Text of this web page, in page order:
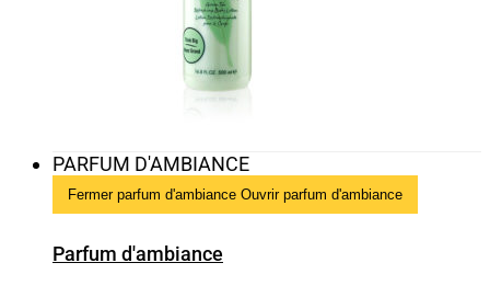
PARFUM D'AMBIANCE
Fermer parfum d'ambiance Ouvrir parfum d'ambiance
Parfum d'ambiance